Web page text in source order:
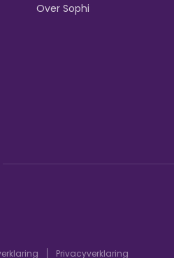
Over Sophi
Privacyverklaring